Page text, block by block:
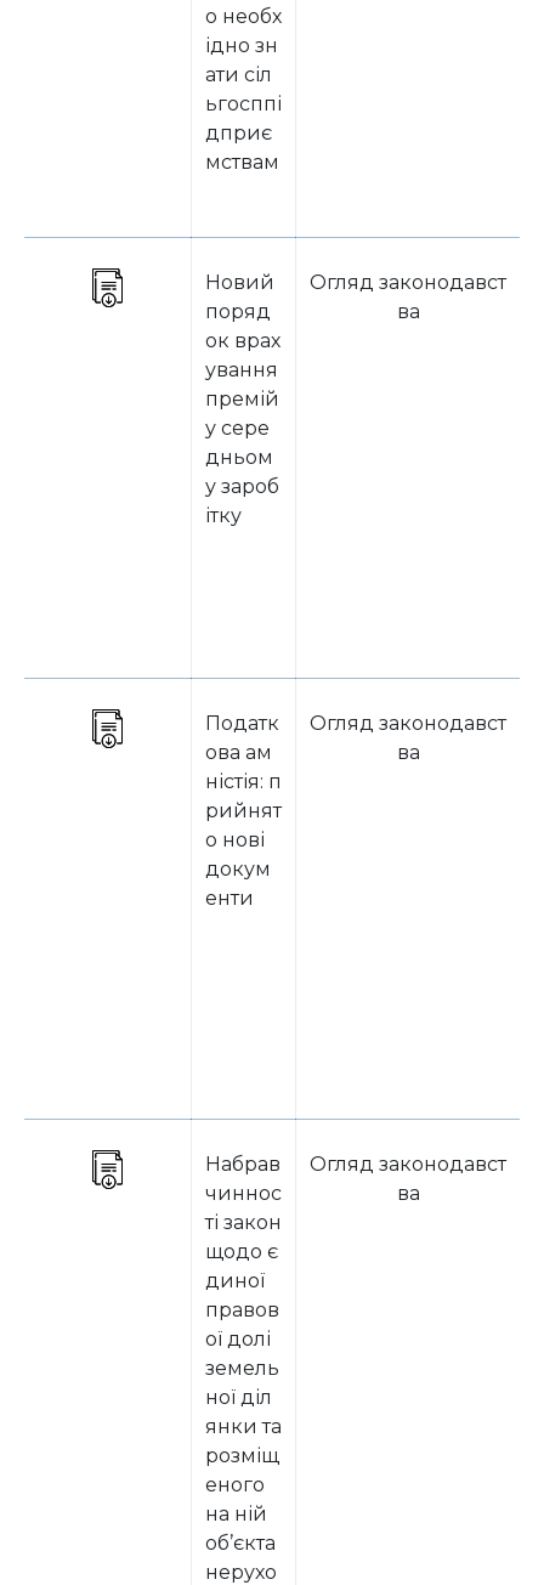
о необх
ідно зн
ати сіл
ьгосппі
дприє
мствам
Новий
поряд
ок врах
ування
премій
у сере
дньом
у зароб
ітку
Огляд законодавст
ва
Податк
ова ам
ністія: п
рийнят
о нові
докум
енти
Огляд законодавст
ва
Набрав
чиннос
ті закон
щодо є
диної
правов
ої долі
земель
ної діл
янки та
розміщ
еного
на ній
об’єкта
нерухо
Огляд законодавст
ва